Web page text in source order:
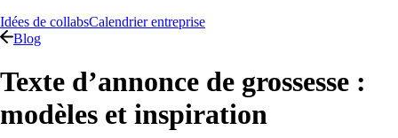
Idées de collabsCalendrier entreprise
Blog
Texte d’annonce de grossesse :
modèles et inspiration